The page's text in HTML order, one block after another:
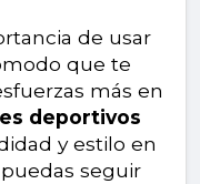
de usar
que te
más en
deportivos
y estilo en
seguir